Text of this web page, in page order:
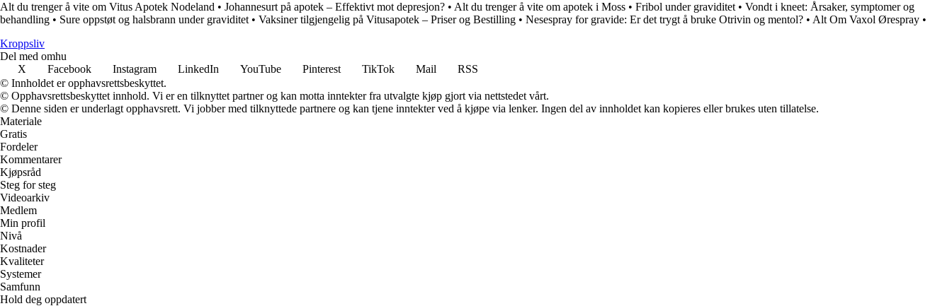
Alt du trenger å vite om Vitus Apotek Nodeland • Johannesurt på apotek – Effektivt mot depresjon? • Alt du trenger å vite om apotek i Moss • Fribol under graviditet • Vondt i kneet: Årsaker, symptomer og
behandling • Sure oppstøt og halsbrann under graviditet • Vaksiner tilgjengelig på Vitusapotek – Priser og Bestilling • Nesespray for gravide: Er det trygt å bruke Otrivin og mentol? • Alt Om Vaxol Ørespray •
Kroppsliv
Del med omhu
X
Facebook Instagram LinkedIn YouTube Pinterest TikTok Mail
RSS
© Innholdet er opphavsrettsbeskyttet.
© Opphavsrettsbeskyttet innhold. Vi er en tilknyttet partner og kan motta inntekter fra utvalgte kjøp gjort via nettstedet vårt.
© Denne siden er underlagt opphavsrett. Vi jobber med tilknyttede partnere og kan tjene inntekter ved å kjøpe via lenker. Ingen del av innholdet kan kopieres eller brukes uten tillatelse.
Materiale
Gratis
Fordeler
Kommentarer
Kjøpsråd
Steg for steg
Videoarkiv
Medlem
Min profil
Nivå
Kostnader
Kvaliteter
Systemer
Samfunn
Hold deg oppdatert